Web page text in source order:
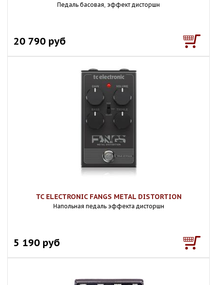
Педаль басовая, эффект дисторшн
20 790 руб
TC ELECTRONIC FANGS METAL DISTORTION
Напольная педаль эффекта дисторшн
5 190 руб